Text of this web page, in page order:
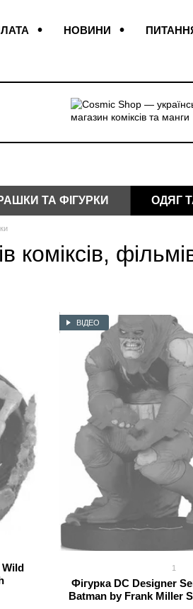
НОВИНИ
ТА ФІГУРКИ ОДЯГ
коміксів,
Wild
ВІДЕО
1
Фігурка DC Designer
Batman by Frank Miller